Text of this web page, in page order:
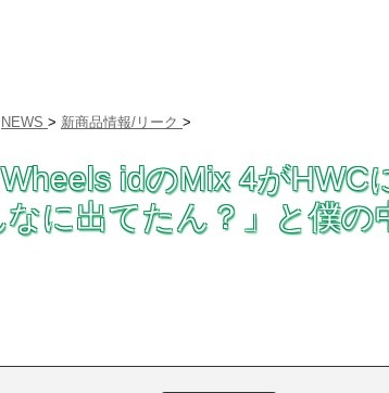
NEWS > 新商品情報/リーク >
idのMix 4がHWC
なに出てたん？」と僕の